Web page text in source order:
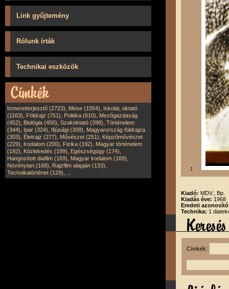
Link gyűjtemény
Rólunk írták
Technikai eszközök
Ismeretterjesztő (2723), Mese (1554), Iskolai, oktató
(1163), Földrajz (751), Politika (610), Mezőgazdaság
(452), Biológia (450), Szakoktató (398), Történelem
(344), Ipar (324), Ifjúsági (308), Magyarország földrajza
(303), Életrajz (277), Művészet (251), Képzőművészet
(229), Irodalom (200), Fizika (192), Magyar történelem
(192), Közlekedés (189), Egészségügy (174),
Hangosított diafilm (169), Magyar irodalom (169),
Növénytan (168), Rajzfilm alapján (133),
Technikatörténet (129), 1
Kiadó: MDV., Bp.
Kiadás éve: 1968
Eredeti
Technika: 1
Címkék: